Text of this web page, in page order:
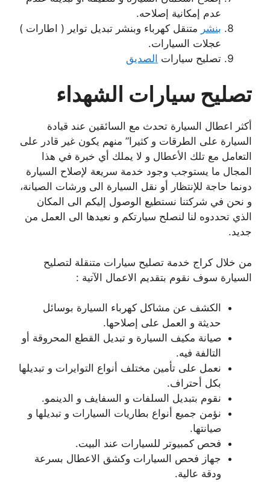
عدم إمكانية إصلاحه.
بنشر متنقل كهرباء وبنشر تبديل تواير ( اطارات )
عجلات السيارات.
تصليح سيارات الصديق
تصليح سيارات الشهداء
أكثر اعطال السيارة تحدث مع السائقين عند قيادة
السيارة على الطرقات و كثيرا” منهم يكون غير قادر على
التعامل مع تلك الأعطال و لا يملك أي خبرة في هذا
المجال ما يستوجب وجود خدمة سريعة لإصلاح السيارة
دونما حاجة للإنتظار أو نقل السيارة الى ورشات الصيانة،
و نحن في شركتنا نستطيع الوصول إليكم الى المكان
الذي تحددوه لنا لنصلح سيارتكم و نعيدها الى العمل من
جديد.
من خلال كراج خدمة تصليح سيارات متنقلة لتصليح
السيارة سوف نقوم بتقديم الاعمال الآتية :
الكشف عن مشاكل كهرباء السيارة بوسائل
حديثة و العمل على إصلاحها.
صيانة مكيف السيارة و تبديل القطع المحروقة أو
التالفة فيه.
نعمل على تأمين مختلف أنواع التوايرات و تبديلها
بكل أحتراف.
نقوم بتبديل السلفات و السفايف و الدينمو.
نؤمن جميع أنواع بطاريات السيارات و تبديلها و
صيانتها.
فحص كمبيوتر للسيارات عند البيت.
جهاز فحص السيارات وكشق الاعطال بسرعة
ودقة عالية.